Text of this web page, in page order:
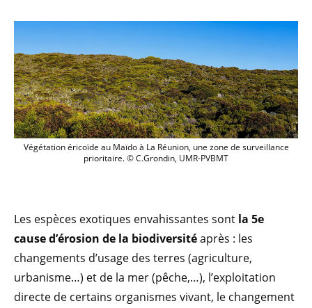
Végétation éricoïde au Maïdo à La Réunion, une zone de surveillance
prioritaire. © C.Grondin, UMR-PVBMT
Les espèces exotiques envahissantes sont la 5e
cause d’érosion de la biodiversitéaprès : les
changements d’usage des terres (agriculture,
urbanisme…) et de la mer (pêche,…), l’exploitation
directe de certains organismes vivant, le changement